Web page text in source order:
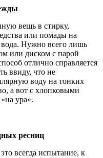
вещь в стирку,
или помады на
Нужно всего лишь
или диском с парой
отлично справляется
ввиду, что не
воду на тонких
а вот с хлопковыми
ура».
ресниц
всегда испытание, к